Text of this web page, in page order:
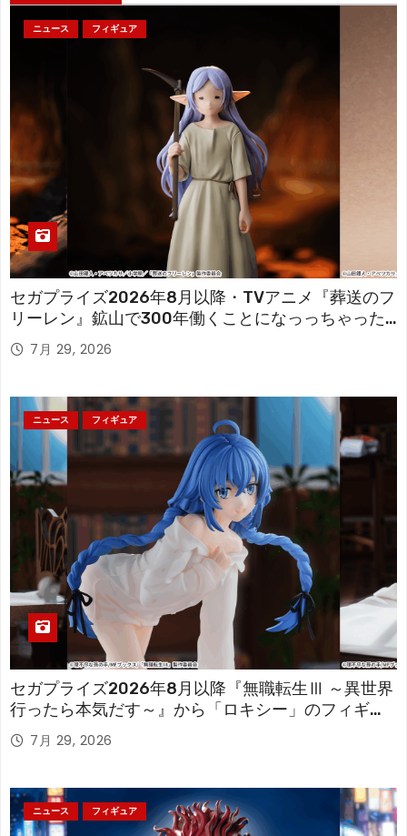
ニュース フィギュア
セガプライズ2026年8月以降・TVアニメ『葬送のフ
リーレン』鉱山で300年働くことになっっちゃった
「フリーレン」を立体化！
7月 29, 2026
ニュース フィギュア
セガプライズ2026年8月以降『無職転生Ⅲ ～異世界
行ったら本気だす～』から「ロキシー」のフィギュ
アが登場！
7月 29, 2026
ニュース フィギュア